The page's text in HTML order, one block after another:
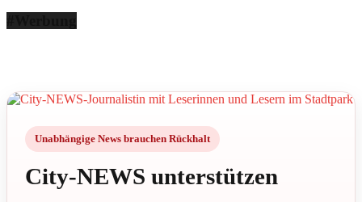
Unabhängige News brauchen Rückhalt
City-NEWS unterstützen